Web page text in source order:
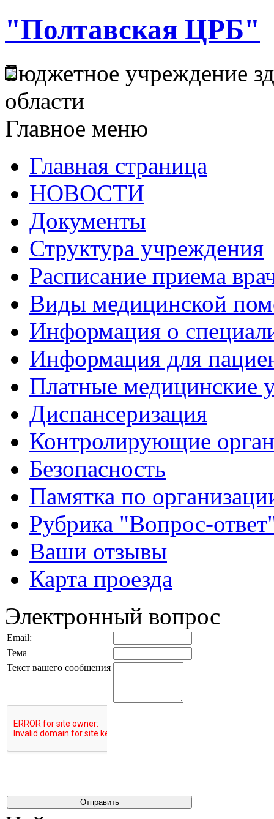
"Полтавская ЦРБ"
Бюджетное учреждение
области
Главное меню
Главная страница
НОВОСТИ
Документы
Структура учреждения
Расписание приема
Виды медицинской
Информация о
Информация для
Платные медицинские
Диспансеризация
Контролирующие
Безопасность
Памятка по
Рубрика "Вопрос-
Ваши отзывы
Карта проезда
Электронный вопрос
Email:
Тема
Текст вашего сообщения